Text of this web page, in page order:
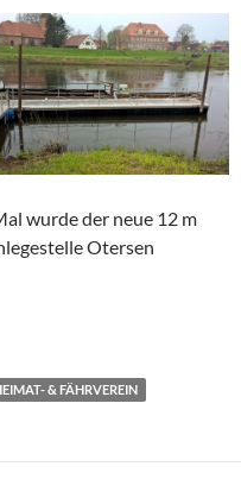
wurde der neue 12 m
Otersen
auf der Aller
& FÄHRVEREIN